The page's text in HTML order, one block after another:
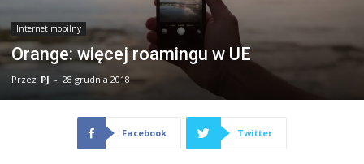
Internet mobilny
Orange: więcej roamingu w UE
Przez PJ - 28 grudnia 2018
Facebook Twitter